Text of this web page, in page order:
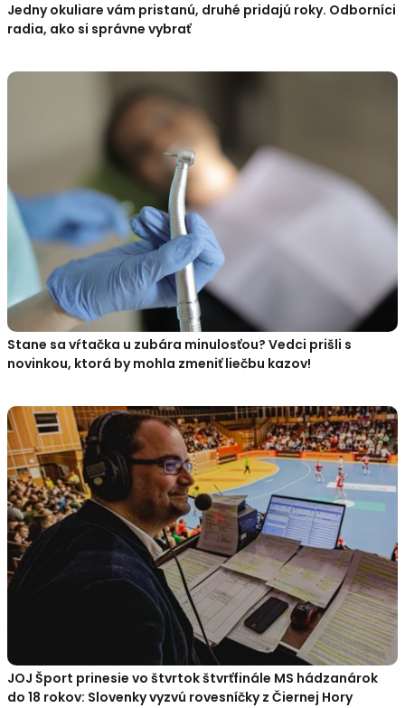
Jedny okuliare vám pristanú, druhé pridajú roky. Odborníci
radia, ako si správne vybrať
Stane sa vŕtačka u zubára minulosťou? Vedci prišli s
novinkou, ktorá by mohla zmeniť liečbu kazov!
JOJ Šport prinesie vo štvrtok štvrťfinále MS hádzanárok
do 18 rokov: Slovenky vyzvú rovesníčky z Čiernej Hory